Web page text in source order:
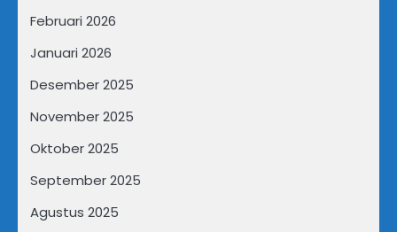
Februari 2026
Januari 2026
Desember 2025
November 2025
Oktober 2025
September 2025
Agustus 2025